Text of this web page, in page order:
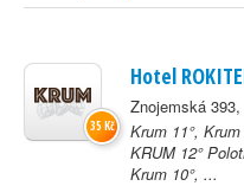
Hotel
Znojemská
Krum 11°,
KRUM 12°
Krum 10°, ...
35 Kč